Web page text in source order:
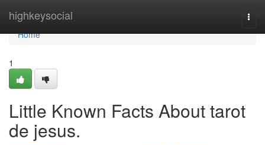
highkeysocial
Home
Home
1
Little Known Facts About tarot
de jesus.